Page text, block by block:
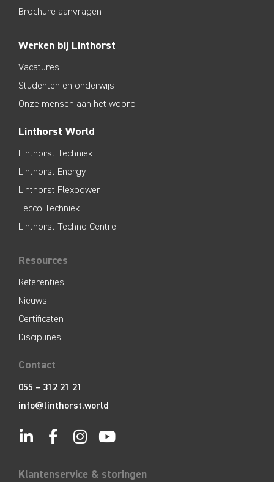
Brochure aanvragen
Werken bij Linthorst
Vacatures
Studenten en onderwijs
Onze mensen aan het woord
Linthorst World
Linthorst Techniek
Linthorst Energy
Linthorst Flexpower
Tecco Techniek
Linthorst Techno Centre
Resources
Referenties
Nieuws
Certificaten
Disciplines
Contact
055 – 312 21 21
info@linthorst.world
Klantenservice & storingen